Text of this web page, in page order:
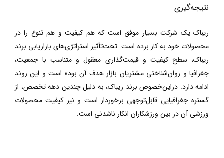
نتیجه‌گیری
ریباک یک شرکت بسیار موفق است که هم کیفیت و هم تنوع را در
محصولات خود به کار برده است. تحت‌تأثیر استراتژی‌های بازاریابی برند
ریباک، سطح کیفیت و قیمت‌گذاری معقول و متناسب با جمعیت،
جغرافیا و روان‌شناختی مشتریان بازار هدف آن بوده است و این روند
ادامه دارد. دراین‌خصوص برند ریباک، به دلیل چندین دهه تخصص، از
گستره جغرافیایی قابل‌توجهی برخوردار است و نیز کیفیت محصولات
ورزشی آن در بین ورزشکاران انکار ناشدنی است.